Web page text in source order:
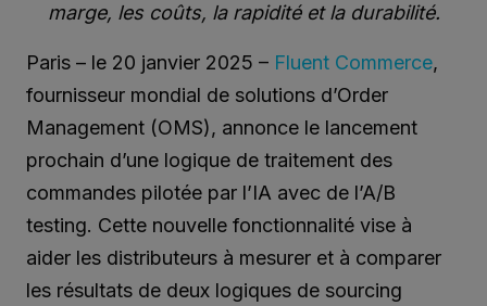
marge, les coûts, la rapidité et la durabilité.
Paris – le 20 janvier 2025 – Fluent Commerce,
fournisseur mondial de solutions d’Order
Management (OMS), annonce le lancement
prochain d’une logique de traitement des
commandes pilotée par l’IA avec de l’A/B
testing. Cette nouvelle fonctionnalité vise à
aider les distributeurs à mesurer et à comparer
les résultats de deux logiques de sourcing